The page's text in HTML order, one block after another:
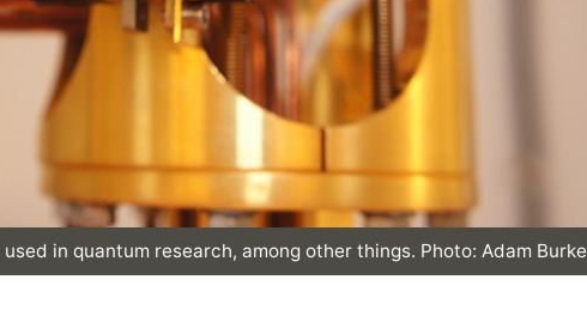
in quantum research, among other things. Photo: Adam Burke